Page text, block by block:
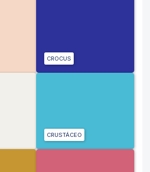
CROCUS
CRUSTÁCEO